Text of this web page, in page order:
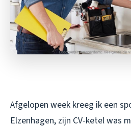
Afgelopen week kreeg ik een
Elzenhagen, zijn CV-ketel was